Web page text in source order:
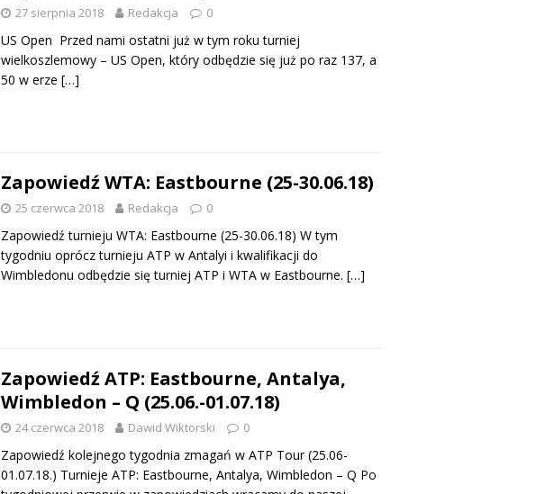
27 sierpnia 2018 Redakcja 0
US Open Przed nami ostatni już w tym roku turniej
wielkoszlemowy – US Open, który odbędzie się już po raz 137, a
50 w erze […]
Zapowiedź WTA: Eastbourne (25-30.06.18)
25 czerwca 2018 Redakcja 0
Zapowiedź turnieju WTA: Eastbourne (25-30.06.18) W tym
tygodniu oprócz turnieju ATP w Antalyi i kwalifikacji do
Wimbledonu odbędzie się turniej ATP i WTA w Eastbourne. […]
Zapowiedź ATP: Eastbourne, Antalya,
Wimbledon – Q (25.06.-01.07.18)
24 czerwca 2018 Dawid Wiktorski 0
Zapowiedź kolejnego tygodnia zmagań w ATP Tour (25.06-
01.07.18.) Turnieje ATP: Eastbourne, Antalya, Wimbledon – Q Po